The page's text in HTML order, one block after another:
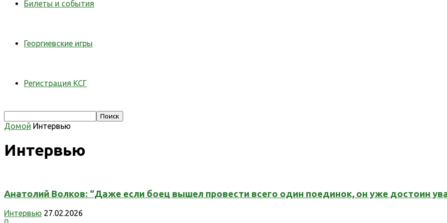
Билеты и события
Георгиевские игры
Регистрация КСГ
Домой Интервью
Интервью
Анатолий Волков: “Даже если боец вышел провести всего один поединок, он уже достоин
Интервью 27.02.2026